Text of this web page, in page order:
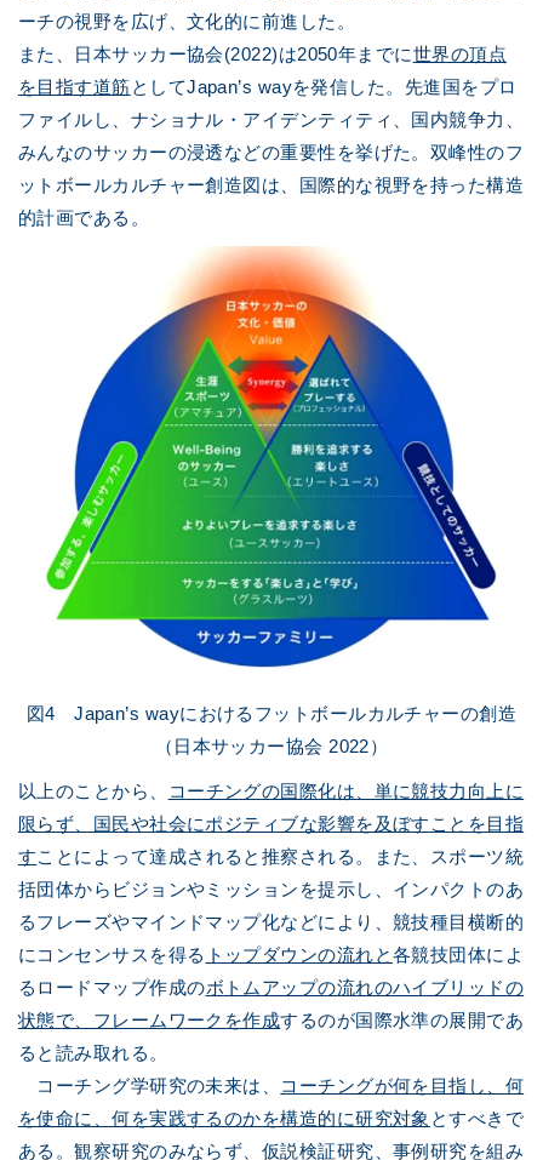
ーチの視野を広げ、文化的に前進した。
また、日本サッカー協会(2022)は2050年までに世界の頂点
を目指す道筋としてJapan’s wayを発信した。先進国をプロ
ファイルし、ナショナル・アイデンティティ、国内競争力、
みんなのサッカーの浸透などの重要性を挙げた。双峰性のフ
ットボールカルチャー創造図は、国際的な視野を持った構造
的計画である。
図4 Japan’s wayにおけるフットボールカルチャーの創造
（日本サッカー協会 2022）
以上のことから、
コーチングの国際化は、単に競技力向上に
限らず、国民や社会にポジティブな影響を及ぼすことを目指
すことによって達成されると推察される。また、スポーツ統
括団体からビジョンやミッションを提示し、インパクトのあ
るフレーズやマインドマップ化などにより、競技種目横断的
にコンセンサスを得る トップダウンの流れと各競技団体によ
るロードマップ作成のボトムアップの流れのハイブリッドの
状態で、フレームワークを作成するのが国際水準の展開であ
ると読み取れる。
コーチング学研究の未来は、 コーチングが何を目指し、何
を使命に、何を実践するのかを構造的に研究対象 とすべきで
ある。観察研究のみならず、仮説検証研究、事例研究を組み